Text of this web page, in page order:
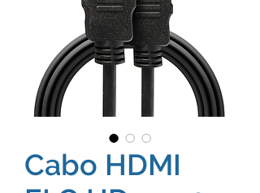
Cabo HDMI